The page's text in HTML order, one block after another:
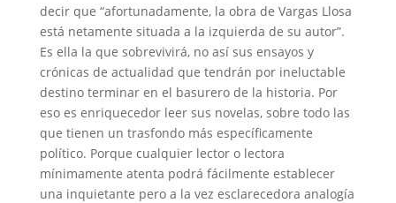
decir que “afortunadamente, la obra de Vargas Llosa
está netamente situada a la izquierda de su autor”.
Es ella la que sobrevivirá, no así sus ensayos y
crónicas de actualidad que tendrán por ineluctable
destino terminar en el basurero de la historia. Por
eso es enriquecedor leer sus novelas, sobre todo las
que tienen un trasfondo más específicamente
político. Porque cualquier lector o lectora
mínimamente atenta podrá fácilmente establecer
una inquietante pero a la vez esclarecedora analogía